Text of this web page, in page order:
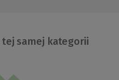
tej samej kategorii